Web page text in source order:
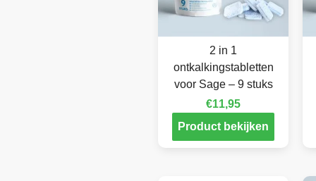
2 in 1
ontkalkingstabletten
voor Sage – 9 stuks
€11,95
Product bekijken